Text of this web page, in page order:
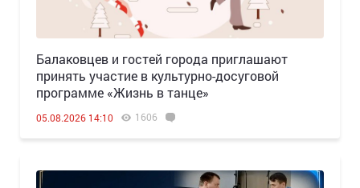
Балаковцев и гостей города приглашают
принять участие в культурно-досуговой
программе «Жизнь в танце»
05.08.2026 14:10 1606